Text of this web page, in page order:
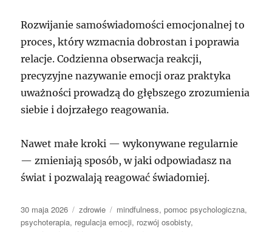
Rozwijanie samoświadomości emocjonalnej to
proces, który wzmacnia dobrostan i poprawia
relacje. Codzienna obserwacja reakcji,
precyzyjne nazywanie emocji oraz praktyka
uważności prowadzą do głębszego zrozumienia
siebie i dojrzałego reagowania.
Nawet małe kroki — wykonywane regularnie
— zmieniają sposób, w jaki odpowiadasz na
świat i pozwalają reagować świadomiej.
Data
publikacji
30 maja 2026 Kategorie
zdrowie Tagi
mindfulness,pomoc psychologiczna,
psychoterapia, regulacja emocji, rozwój osobisty,